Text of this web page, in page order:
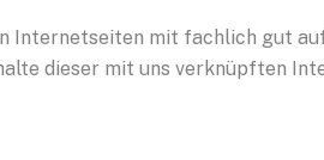
Internetseiten mit fachlich gut
dieser mit uns verknüpften